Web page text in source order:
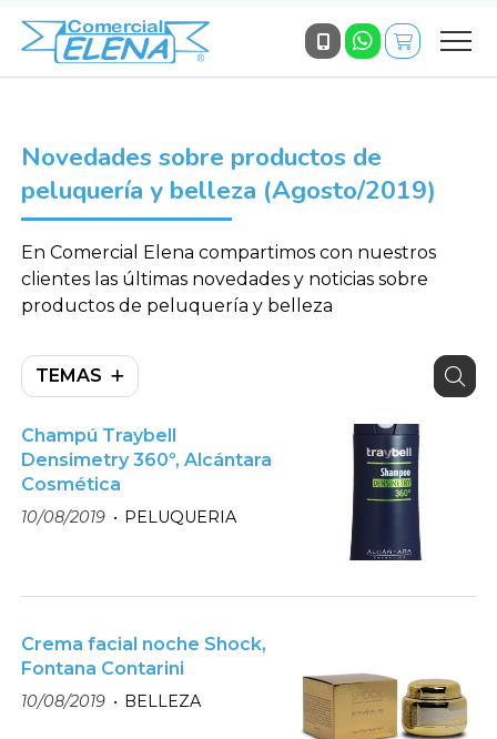
Novedades sobre productos de
peluquería y belleza (Agosto/2019)
En Comercial Elena compartimos con nuestros
clientes las últimas novedades y noticias sobre
productos de peluquería y belleza
TEMAS
Champú Traybell
Densimetry 360º, Alcántara
Cosmética
10/08/2019 PELUQUERIA
Crema facial noche Shock,
Fontana Contarini
10/08/2019 BELLEZA